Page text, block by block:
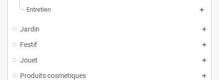
Entretien
Jardin
Festif
Jouet
Produits cosmetiques